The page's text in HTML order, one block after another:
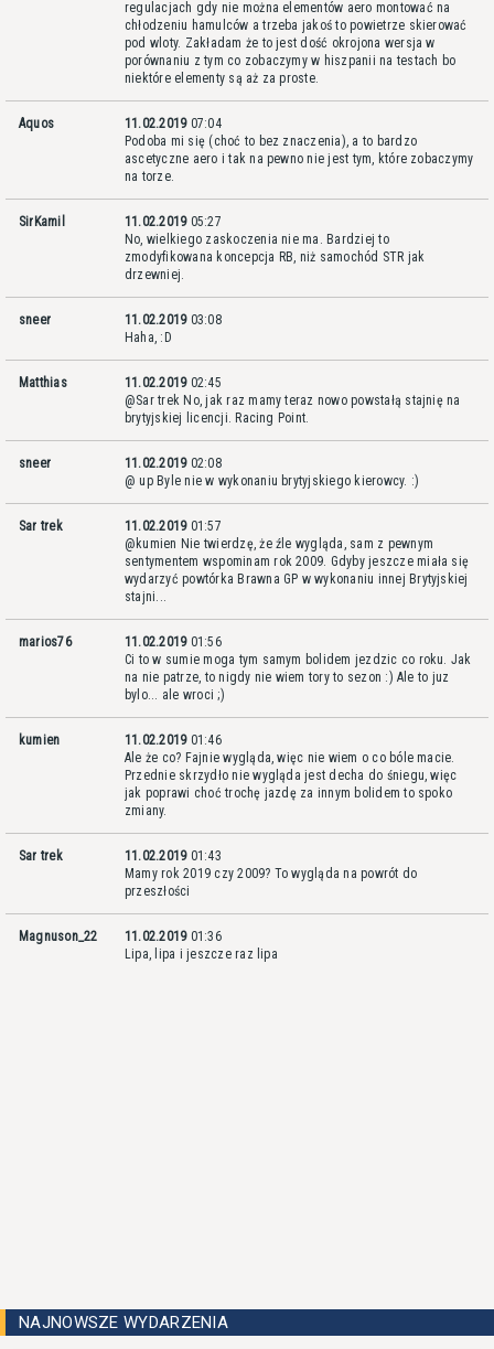
regulacjach gdy nie można elementów aero montować na
chłodzeniu hamulców a trzeba jakoś to powietrze skierować
pod wloty. Zakładam że to jest dość okrojona wersja w
porównaniu z tym co zobaczymy w hiszpanii na testach bo
niektóre elementy są aż za proste.
Aquos 11.02.2019 07:04
Podoba mi się (choć to bez znaczenia), a to bardzo
ascetyczne aero i tak na pewno nie jest tym, które zobaczymy
na torze.
SirKamil 11.02.2019 05:27
No, wielkiego zaskoczenia nie ma. Bardziej to
zmodyfikowana koncepcja RB, niż samochód STR jak
drzewniej.
sneer 11.02.2019 03:08
Haha, :D
Matthias 11.02.2019 02:45
@Sar trek No, jak raz mamy teraz nowo powstałą stajnię na
brytyjskiej licencji. Racing Point.
sneer 11.02.2019 02:08
@ up Byle nie w wykonaniu brytyjskiego kierowcy. :)
Sar trek 11.02.2019 01:57
@kumien Nie twierdzę, że źle wygląda, sam z pewnym
sentymentem wspominam rok 2009. Gdyby jeszcze miała się
wydarzyć powtórka Brawna GP w wykonaniu innej Brytyjskiej
stajni...
marios76 11.02.2019 01:56
Ci to w sumie moga tym samym bolidem jezdzic co roku. Jak
na nie patrze, to nigdy nie wiem tory to sezon :) Ale to juz
bylo... ale wroci ;)
kumien 11.02.2019 01:46
Ale że co? Fajnie wygląda, więc nie wiem o co bóle macie.
Przednie skrzydło nie wygląda jest decha do śniegu, więc
jak poprawi choć trochę jazdę za innym bolidem to spoko
zmiany.
Sar trek 11.02.2019 01:43
Mamy rok 2019 czy 2009? To wygląda na powrót do
przeszłości
Magnuson_22 11.02.2019 01:36
Lipa, lipa i jeszcze raz lipa
NAJNOWSZE WYDARZENIA